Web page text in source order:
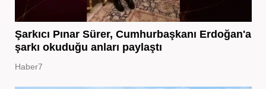
Şarkıcı Pınar Sürer, Cumhurbaşkanı Erdoğan'a
şarkı okuduğu anları paylaştı
Haber7